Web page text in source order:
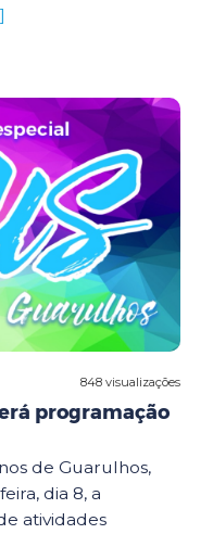
848 visualizações
programação
de Guarulhos,
dia 8, a
atividades